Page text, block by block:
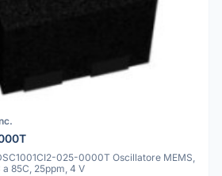
025-0000T Oscillatore MEMS,
85C, 25ppm, 4 V